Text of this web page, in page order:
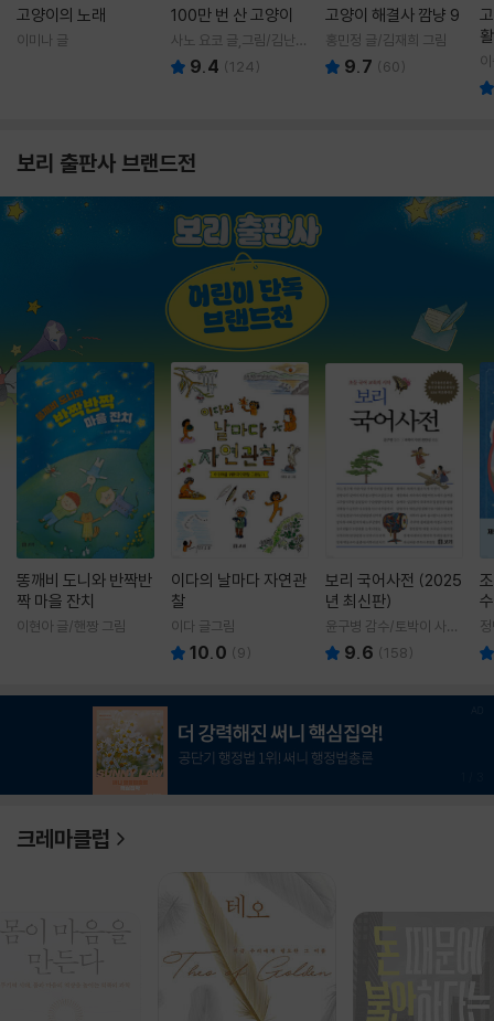
고양이의 노래
이미나 글
100만 번 산 고양이
사노 요코 글,그림/김난주
역 9.4 (124)
고양이 해결사 깜냥 9
홍민정 글/김재희 그림
9.7 (60)
보리 출판사 브랜드전
똥깨비 도니와 반짝반
짝 마을 잔치
이현아 글/핸짱 그림
이다의 날마다 자연관
찰
이다 글그림
10.0 (9)
보리 국어사전 (2025
년 최신판)
윤구병 감수/토박이 사전
편찬실 편
9.6 (158)
크레마클럽